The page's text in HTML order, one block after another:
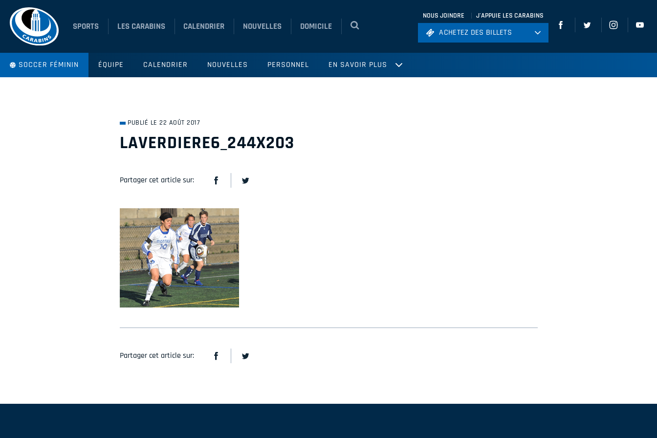
SPORTS LES CARABINS CALENDRIER NOUVELLES DOMICILE
NOUS JOINDRE J'APPUIE LES CARABINS
ACHETEZ DES BILLETS
ACHETEZ DES BILLETS
SOCCER FÉMININ ÉQUIPE CALENDRIER NOUVELLES PERSONNEL EN SAVOIR PLUS
PUBLIÉ LE 22 AOÛT 2017
LAVERDIERE6_244X203
Partager cet article sur:
Partager cet article sur: